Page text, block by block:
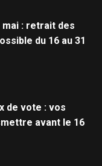
mai : retrait des
du 16 au 31
de vote : vos
avant le 16